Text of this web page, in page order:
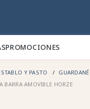
PROMOCIONES
Y PASTO
BARRA AMOVIBLE HORZE